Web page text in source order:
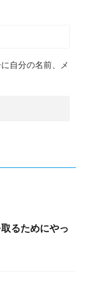
自分の名前、メ
るためにやっ